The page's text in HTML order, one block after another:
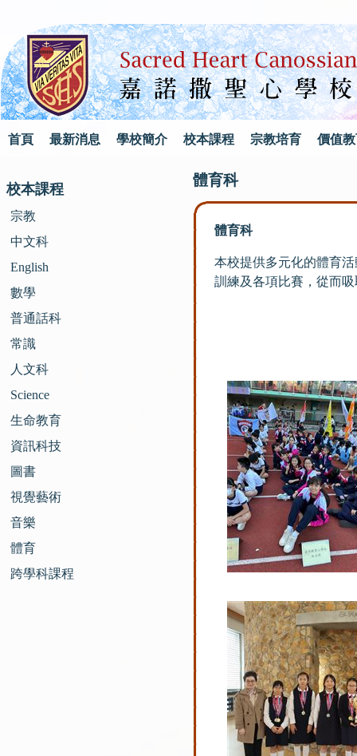
首頁 最新消息 學校簡介 校本課程 宗教培育 價值
校本課程
宗教
中文科
English
數學
普通話科
常識
人文科
Science
生命教育
資訊科技
圖書
視覺藝術
音樂
體育
跨學科課程
體育科
體育科
本校提供多元化的體育
訓練及各項比賽，從而